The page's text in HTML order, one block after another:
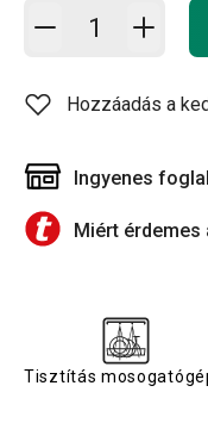
Kosárba -
Hozzáadás a
Ingyenes
Miért érdemes
Tisztítás